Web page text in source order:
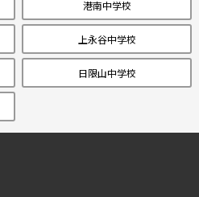
港南中学校
上永谷中学校
日限山中学校